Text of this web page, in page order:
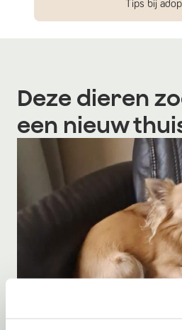
Tips bij
Deze dieren
een nieuw